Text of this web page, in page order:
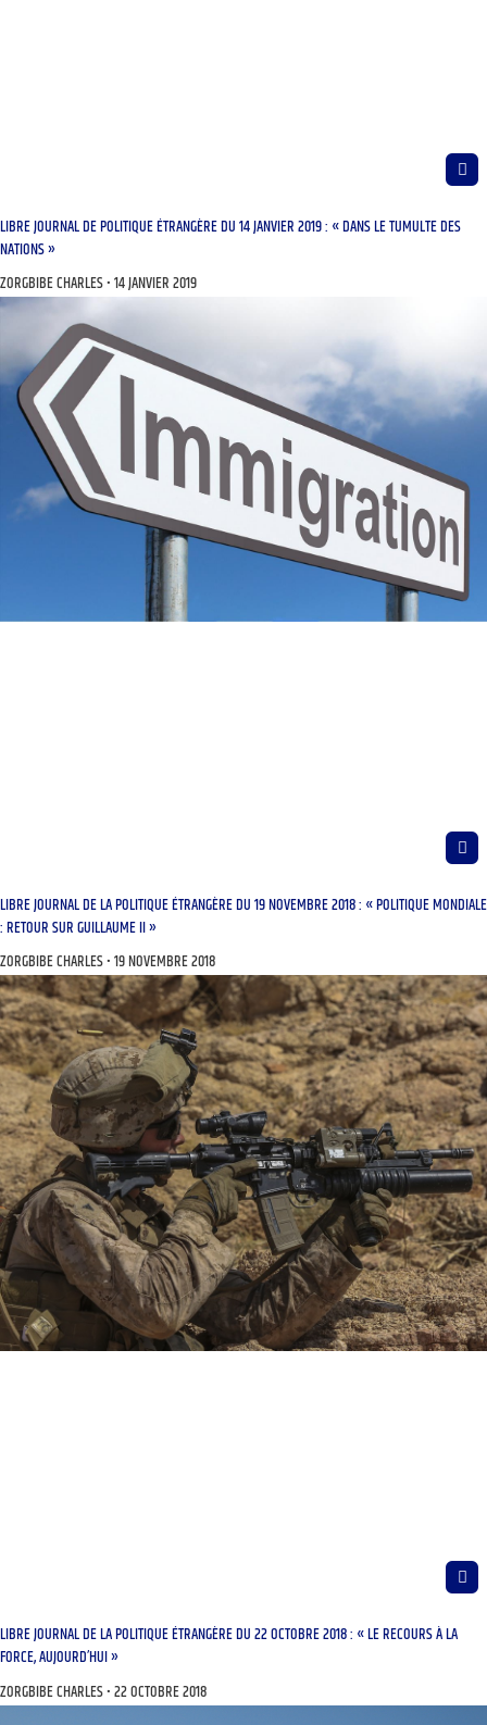
LIBRE JOURNAL DE POLITIQUE ÉTRANGÈRE DU 14 JANVIER 2019 : « DANS LE TUMULTE DES
NATIONS »
ZORGBIBE CHARLES 14 JANVIER 2019
LIBRE JOURNAL DE LA POLITIQUE ÉTRANGÈRE DU 19 NOVEMBRE 2018 : « POLITIQUE MONDIALE
: RETOUR SUR GUILLAUME II »
ZORGBIBE CHARLES 19 NOVEMBRE 2018
LIBRE JOURNAL DE LA POLITIQUE ÉTRANGÈRE DU 22 OCTOBRE 2018 : « LE RECOURS À LA
FORCE, AUJOURD’HUI »
ZORGBIBE CHARLES 22 OCTOBRE 2018